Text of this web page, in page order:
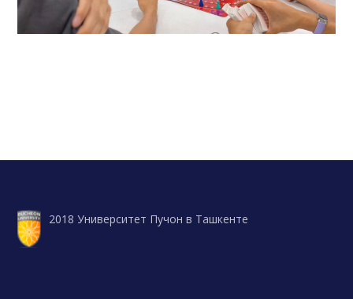
2018 Университет Пучон в Ташкенте